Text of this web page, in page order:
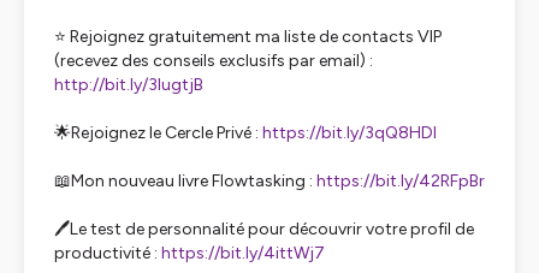
⭐ Rejoignez gratuitement ma liste de contacts VIP
(recevez des conseils exclusifs par email) :
http://bit.ly/3lugtjB
🌟Rejoignez le Cercle Privé : https://bit.ly/3qQ8HDl
📖Mon nouveau livre Flowtasking : https://bit.ly/42RFpBr
🖊️Le test de personnalité pour découvrir votre profil de
productivité : https://bit.ly/4ittWj7